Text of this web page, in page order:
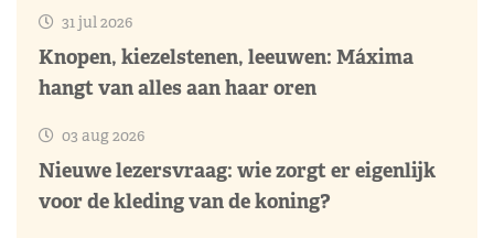
31 jul 2026
Knopen, kiezelstenen, leeuwen: Máxima
hangt van alles aan haar oren
03 aug 2026
Nieuwe lezersvraag: wie zorgt er eigenlijk
voor de kleding van de koning?